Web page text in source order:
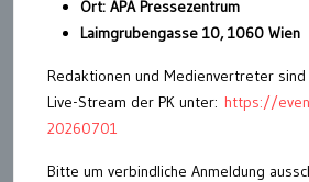
Ort: APA Pressezentrum
Laimgrubengasse 10, 1060 Wien
Redaktionen und Medienvertreter sind
Live-Stream der PK unter: https://
20260701
Bitte um verbindliche Anmeldung